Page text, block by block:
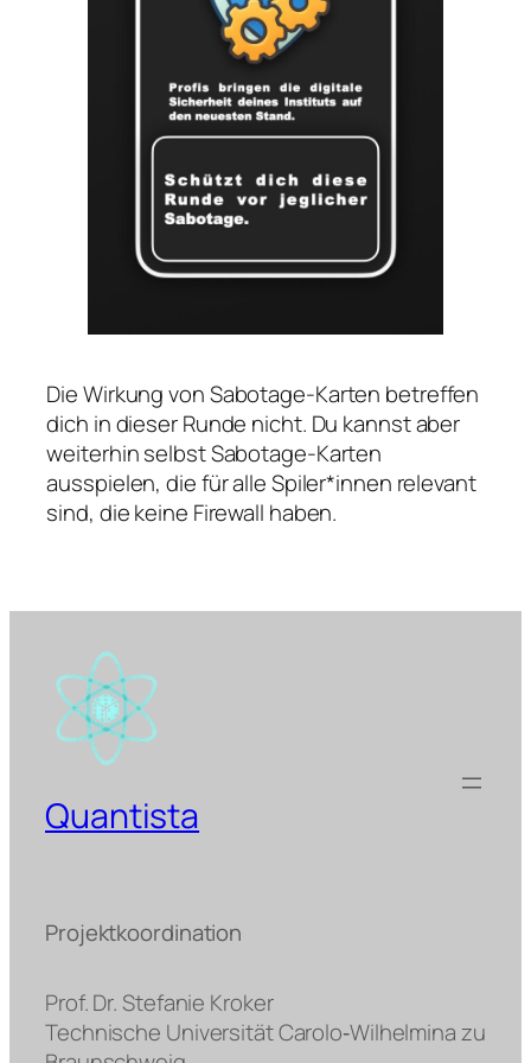
Die Wirkung von Sabotage-Karten betreffen
dich in dieser Runde nicht. Du kannst aber
weiterhin selbst Sabotage-Karten
ausspielen, die für alle Spiler*innen relevant
sind, die keine Firewall haben.
Quantista
Projektkoordination
Prof. Dr. Stefanie Kroker
Technische Universität Carolo‐Wilhelmina zu